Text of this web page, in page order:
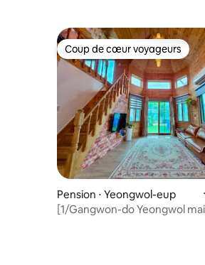
Coup de cœur voyageurs
Coup de cœur voyageurs
Pension ⋅ Yeongwol-eup
[1/Gangwon-do Yeongwol